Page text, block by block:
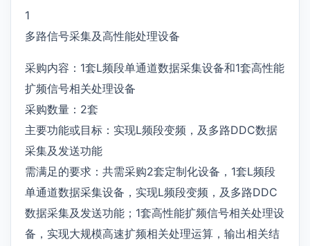
1
多路信号采集及高性能处理设备
采购内容：1套L频段单通道数据采集设备和1套高性能
扩频信号相关处理设备
采购数量：2套
主要功能或目标：实现L频段变频，及多路DDC数据
采集及发送功能
需满足的要求：共需采购2套定制化设备，1套L频段
单通道数据采集设备，实现L频段变频，及多路DDC
数据采集及发送功能；1套高性能扩频信号相关处理设
备，实现大规模高速扩频相关处理运算，输出相关结